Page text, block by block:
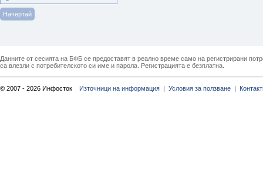
Данните от сесията на БФБ се предоставят в реално време само на регистрирани
са влезли с потребителското си име и парола. Регистрацията е безплатна.
© 2007 - 2026 Инфосток Източници на информация | Условия за ползване |